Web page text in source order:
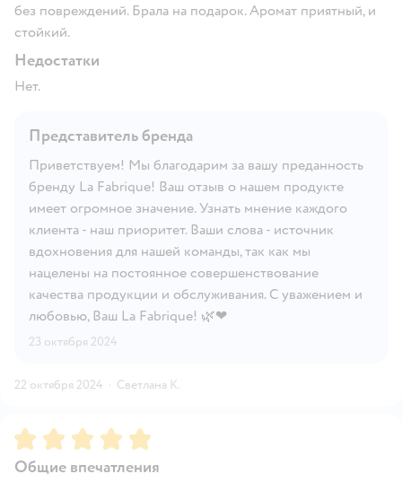
без повреждений. Брала на подарок. Аромат приятный, и
стойкий.
Недостатки
Нет.
Представитель бренда
Приветствуем! Мы благодарим за вашу преданность
бренду La Fabrique! Ваш отзыв о нашем продукте
имеет огромное значение. Узнать мнение каждого
клиента - наш приоритет. Ваши слова - источник
вдохновения для нашей команды, так как мы
нацелены на постоянное совершенствование
качества продукции и обслуживания. С уважением и
любовью, Ваш La Fabrique! 🌿❤
23 октября 2024
22 октября 2024 · Светлана К.
Рейтинг:5
Общие впечатления